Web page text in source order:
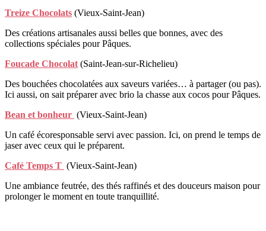
Treize Chocolats (Vieux-Saint-Jean)
Des créations artisanales aussi belles que bonnes, avec des
collections spéciales pour Pâques.
Foucade Chocolat (Saint-Jean-sur-Richelieu)
Des bouchées chocolatées aux saveurs variées… à partager (ou pas).
Ici aussi, on sait préparer avec brio la chasse aux cocos pour Pâques.
Bean et bonheur (Vieux-Saint-Jean)
Un café écoresponsable servi avec passion. Ici, on prend le temps de
jaser avec ceux qui le préparent.
Café Temps T (Vieux-Saint-Jean)
Une ambiance feutrée, des thés raffinés et des douceurs maison pour
prolonger le moment en toute tranquillité.